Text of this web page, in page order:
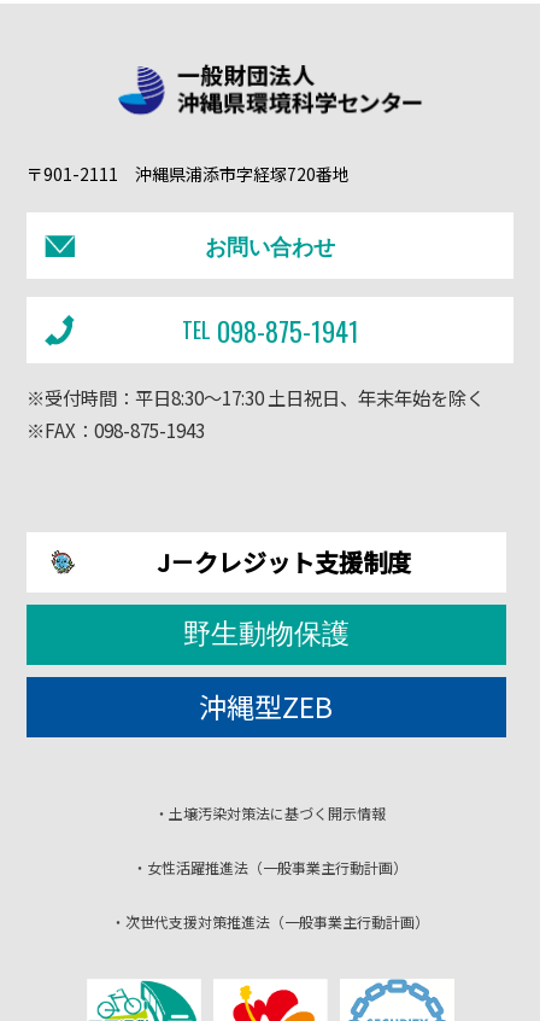
〒901-2111 沖縄県浦添市字経塚720番地
お問い合わせ
TEL 098-875-1941
※受付時間：平日8:30～17:30 土日祝日、年末年始を除く
※FAX：098-875-1943
J－クレジット支援制度
野生動物保護
沖縄型ZEB
・土壌汚染対策法に基づく開示情報
・女性活躍推進法（一般事業主行動計画）
・次世代支援対策推進法（一般事業主行動計画）